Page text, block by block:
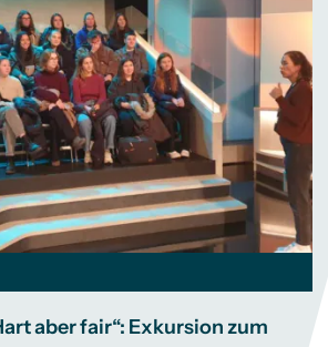
aber fair“: Exkursion zum